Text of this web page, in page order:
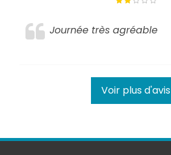
Journée très agréable
Voir plus d'avis